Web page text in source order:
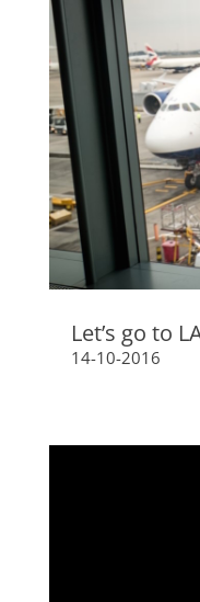
Let’s go to
14-10-2016